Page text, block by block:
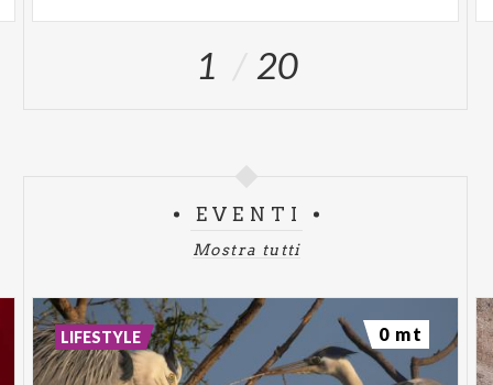
1 20
EVENTI
Mostra tutti
LIFESTYLE 0 mt